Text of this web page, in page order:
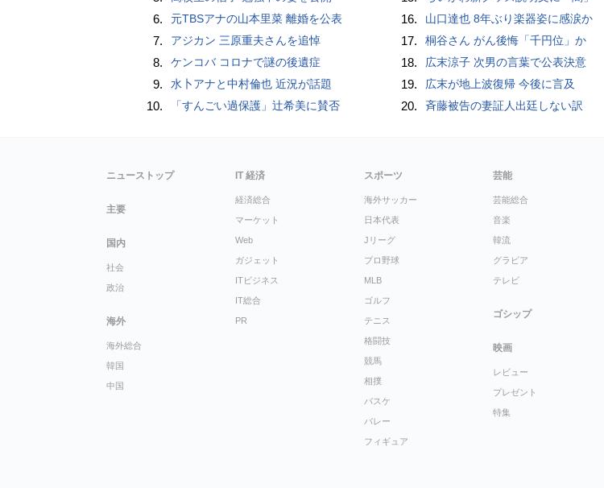
6. 元TBSアナの山本里菜 離婚を公表
7. アジカン 三原重夫さんを追悼
8. ケンコバ コロナで謎の後遺症
9. 水卜アナと中村倫也 近況が話題
10. 「すんごい過保護」辻希美に賛否
16. 山口達也 8年ぶり楽器姿に感涙か
17. 桐谷さん がん後悔「千円位」か
18. 広末涼子 次男の言葉で公表決意
19. 広末が地上波復帰 今後に言及
20. 斉藤被告の妻証人出廷しない訳
ニューストップ
主要
国内
社会
政治
海外
海外総合
韓国
中国
IT 経済
経済総合
マーケット
Web
ガジェット
ITビジネス
IT総合
PR
スポーツ
海外サッカー
日本代表
Jリーグ
プロ野球
MLB
ゴルフ
テニス
格闘技
競馬
相撲
バスケ
バレー
フィギュア
芸能
芸能総合
音楽
韓流
グラビア
テレビ
ゴシップ
映画
レビュー
プレゼント
特集